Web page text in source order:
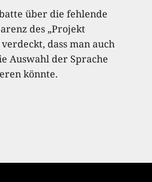
über die fehlende
des „Projekt
dass man auch
Auswahl der Sprache
könnte.